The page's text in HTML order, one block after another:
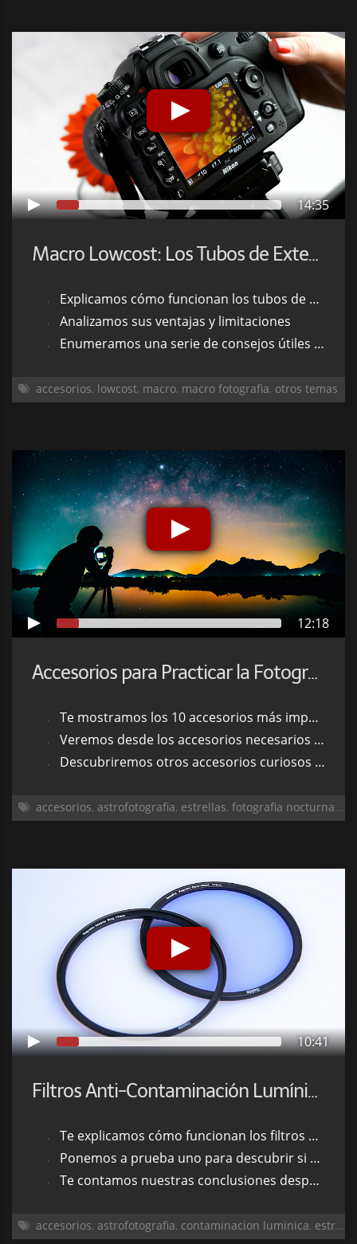
14:35
Macro Lowcost: Los Tubos de Extensión
Explicamos cómo funcionan los tubos de extensión macro
Analizamos sus ventajas y limitaciones
Enumeramos una serie de consejos útiles de uso
accesorios, lowcost, macro, macro fotografia, otros temas
12:18
Accesorios para Practicar la Fotografía Nocturna
Te mostramos los 10 accesorios más importantes para practicar fotografía nocturna
Veremos desde los accesorios necesarios hasta los más recomendables
Descubriremos otros accesorios curiosos que podrán servirte en multitud de ocasiones
accesorios, astrofotografia, estrellas, fotografia nocturna,
10:41
Filtros Anti-Contaminación Lumínica: ¿Realmente Funcionan?
Te explicamos cómo funcionan los filtros de contaminación lumínica
Ponemos a prueba uno para descubrir si realmente funciona como dicen
Te contamos nuestras conclusiones después de probarlo y editar las fotos
accesorios, astrofotografia, contaminacion luminica, estrellas